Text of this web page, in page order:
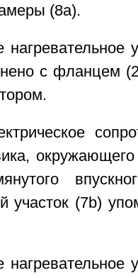
(8а).
нагревательное
с фланцем
участок (7b)
нагревательное